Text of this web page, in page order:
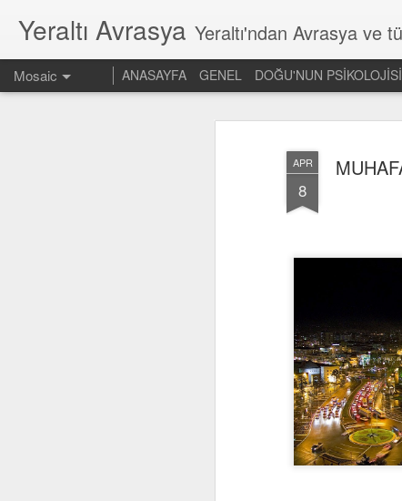
APR
8
Yeraltı Avrasya Yeraltı'ndan Avrasya ve
Mosaic ANASAYFA GENEL DOĞU'NUN PSİKOLOJİSİ